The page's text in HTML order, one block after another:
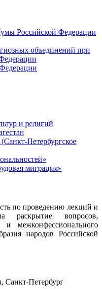
Российской Федерации
объединений при
и религий
Петербургское
миграция»
по проведению лекций и
раскрытие вопросов,
и межконфессионального
народов Российской
Санкт-Петербург